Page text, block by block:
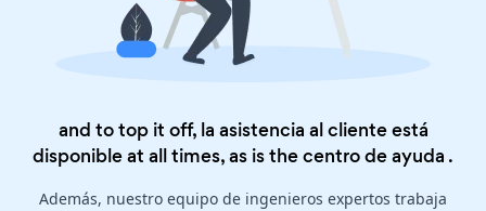
and to top it off, la asistencia al cliente está
disponible at all times, as is thecentro de ayuda .
Además, nuestro equipo de ingenieros expertos trabaja